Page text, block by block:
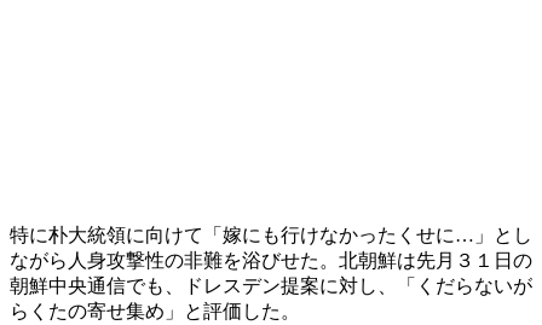
特に朴大統領に向けて「嫁にも行けなかったくせに…」とし
ながら人身攻撃性の非難を浴びせた。北朝鮮は先月３１日の
朝鮮中央通信でも、ドレスデン提案に対し、「くだらないが
らくたの寄せ集め」と評価した。